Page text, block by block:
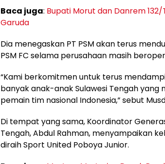
Baca juga: Bupati Morut dan Danrem
Garuda
Dia menegaskan PT PSM akan terus
PSM FC selama perusahaan masih
“Kami berkomitmen untuk terus
banyak anak-anak Sulawesi Tengah
pemain tim nasional Indonesia,” sebut
Di tempat yang sama, Koordinator
Tengah, Abdul Rahman, menyampaikan
diraih Sport United Poboya Junior.